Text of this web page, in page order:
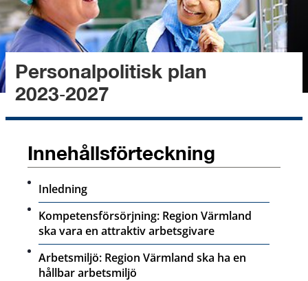
Personalpolitisk plan
2023‑2027
Innehållsförteckning
Inledning
Kompetensförsörjning: Region Värmland
ska vara en attraktiv arbetsgivare
Arbetsmiljö: Region Värmland ska ha en
hållbar arbetsmiljö